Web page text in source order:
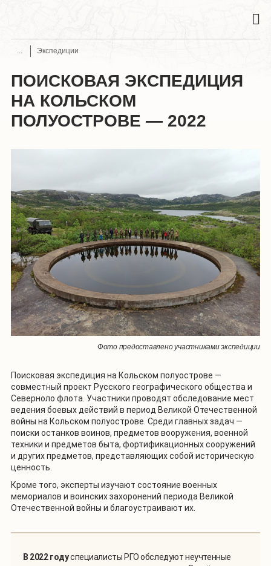
Экспедиции
ПОИСКОВАЯ ЭКСПЕДИЦИЯ
НА КОЛЬСКОМ
ПОЛУОСТРОВЕ — 2022
Фото предоставлено участниками экспедиции
Поисковая экспедиция на Кольском полуострове —
совместный проект Русского географического общества и
Северноло флота. Участники проводят обследование мест
ведения боевых действий в период Великой Отечественной
войны на Кольском полуострове. Среди главных задач —
поиски останков воинов, предметов вооружения, военной
техники и предметов быта, фортификационных сооружений
и других предметов, представляющих собой историческую
ценность.
Кроме того, эксперты изучают состояние военных
мемориалов и воинских захоронений периода Великой
Отечественной войны и благоустраивают их.
В 2022 годуспециалисты РГО обследуют неучтенные